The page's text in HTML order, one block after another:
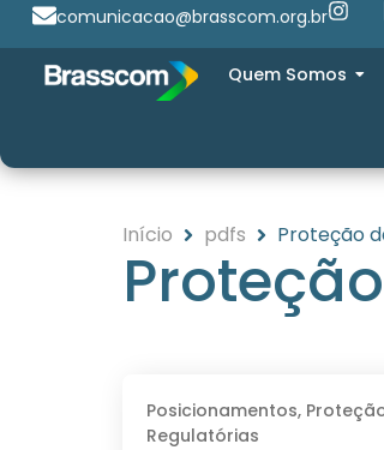
comunicacao@brasscom.org.br
Quem Somos
Início pdfs Proteção
Posicionamentos,
Regulatórias